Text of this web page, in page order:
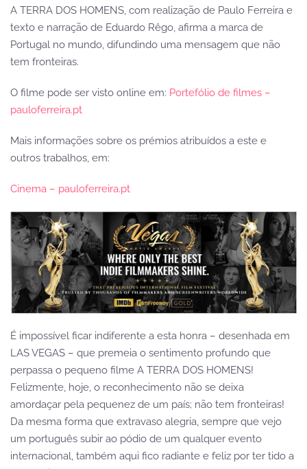
A TERRA DOS HOMENS, com realização de Paulo Ferreira e
texto e narração de Eduardo Rêgo, afirma a marca de
Portugal no mundo, difundindo uma mensagem que não
tem fronteiras.
O filme pode ser visto online em: Portefólio de filmes –
pauloferreira.pt
Mais informações sobre os prémios atribuídos a este e
outros trabalhos, em:
Cinema – pauloferreira.pt
É impossível ficar indiferente a esta honra – desenhada em
LAS VEGAS – que premeia o sentimento profundo que
perpassa o pequeno filme A TERRA DOS HOMENS!
Felizmente, hoje, o reconhecimento não se deixa
amordaçar pela pequenez de um país; não tem fronteiras!
Da mesma forma que extravaso alegria, sempre que vejo
um português subir ao pódio de um qualquer evento
internacional, também aqui fico radiante e feliz por ter tido a